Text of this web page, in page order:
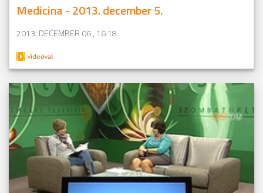
Medicina - 2013. december 5.
2013. DECEMBER 06., 16:18